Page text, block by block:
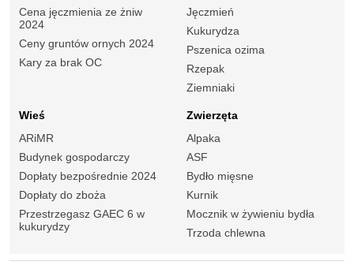
Cena jęczmienia ze żniw
2024
Ceny gruntów ornych 2024
Kary za brak OC
Jęczmień
Kukurydza
Pszenica ozima
Rzepak
Ziemniaki
Wieś
ARiMR
Budynek gospodarczy
Dopłaty bezpośrednie 2024
Dopłaty do zboża
Przestrzegasz GAEC 6 w
kukurydzy
Zwierzęta
Alpaka
ASF
Bydło mięsne
Kurnik
Mocznik w żywieniu bydła
Trzoda chlewna